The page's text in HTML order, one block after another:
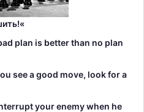
plan is better than no plan
see a good move, look for a
your enemy when he